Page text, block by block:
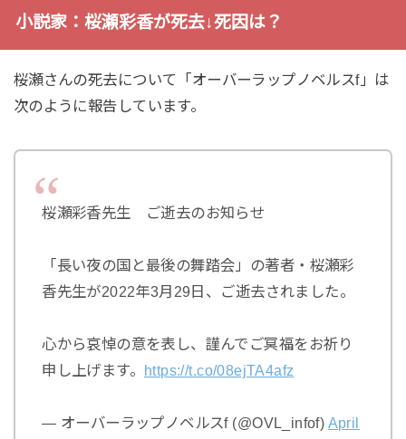
小説家：桜瀬彩香が死去↓死因は？
桜瀬さんの死去について「オーバーラップノベルスf」は
次のように報告しています。
桜瀬彩香先生 ご逝去のお知らせ
「長い夜の国と最後の舞踏会」の著者・桜瀬彩
香先生が2022年3月29日、ご逝去されました。
心から哀悼の意を表し、謹んでご冥福をお祈り
申し上げます。 https://t.co/08ejTA4afz
— オーバーラップノベルスf (@OVL_infof) April